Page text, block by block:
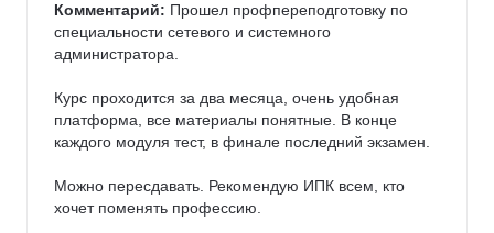
вопросах. Спасибо за сопровождение. Завершив
обучение оперативно получила подтверждающий
документ.
В целом полезное, удобное, грамотно
сформированное обучение. Спасибо за
предоставленную возможность.
Комментарий: Прошел профпереподготовку по
специальности сетевого и системного
администратора.
Курс проходится за два месяца, очень удобная
платформа, все материалы понятные. В конце
каждого модуля тест, в финале последний экзамен.
Можно пересдавать. Рекомендую ИПК всем, кто
хочет поменять профессию.